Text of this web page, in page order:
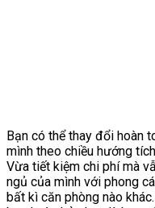
Bạn có thể thay đổi hoàn
mình theo chiều hướng
Vừa tiết kiệm chi phí mà
ngủ của mình với phong
bất kì căn phòng nào